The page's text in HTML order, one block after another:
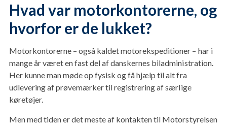
Hvad var motorkontorerne, og
hvorfor er de lukket?
Motorkontorerne – også kaldet motorekspeditioner – har i
mange år været en fast del af danskernes biladministration.
Her kunne man møde op fysisk og få hjælp til alt fra
udlevering af prøvemærker til registrering af særlige
køretøjer.
Men med tiden er det meste af kontakten til Motorstyrelsen